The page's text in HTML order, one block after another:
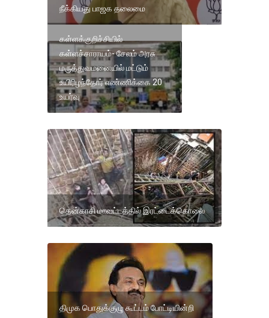
நீக்கியது பாஜக தலைமை
கள்ளக்குறிச்சியில்
கள்ளச்சாராயம்- சேலம் அரசு
மருத்துவமனையில் மட்டும்
உயிரிழந்தோர் எண்ணிக்கை 20
உயர்வு
தென்காசி மாவட்டத்தில் இரட்டைக்கொலை
திமுக பொதுக்குழு கூட்டம் போட்டியின்றி